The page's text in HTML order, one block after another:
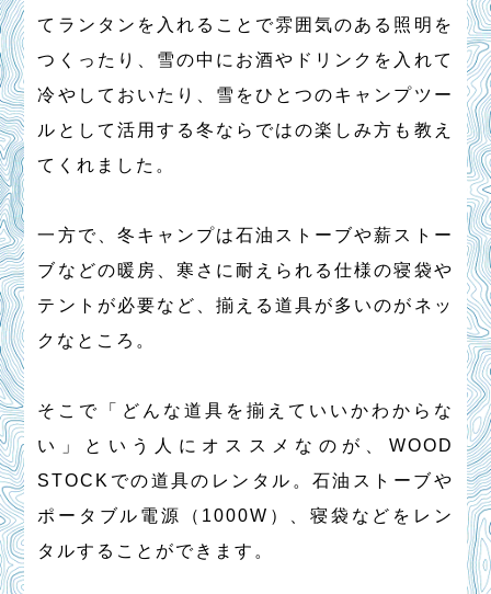
てランタンを入れることで雰囲気のある照明を
つくったり、雪の中にお酒やドリンクを入れて
冷やしておいたり、雪をひとつのキャンプツー
ルとして活用する冬ならではの楽しみ方も教え
てくれました。
一方で、冬キャンプは石油ストーブや薪ストー
ブなどの暖房、寒さに耐えられる仕様の寝袋や
テントが必要など、揃える道具が多いのがネッ
クなところ。
そこで「どんな道具を揃えていいかわからな
い」という人にオススメなのが、WOOD
STOCKでの道具のレンタル。石油ストーブや
ポータブル電源（1000W）、寝袋などをレン
タルすることができます。